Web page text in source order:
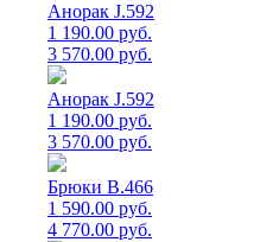
Анорак J.592
1 190.00 руб.
3 570.00 руб.
Анорак J.592
1 190.00 руб.
3 570.00 руб.
Брюки B.466
1 590.00 руб.
4 770.00 руб.